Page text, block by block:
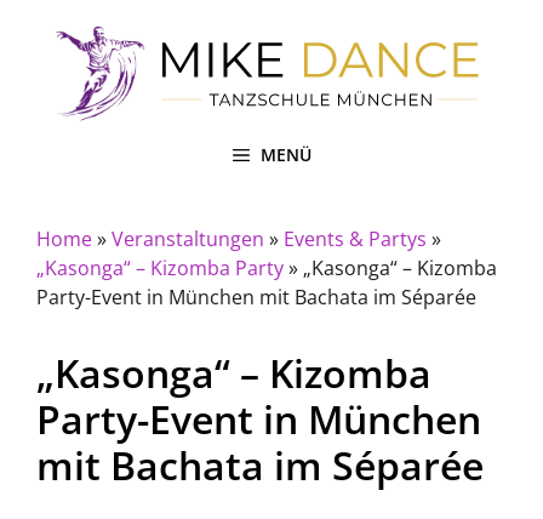
MENÜ
Home»Veranstaltungen » Events & Partys »
„Kasonga“ – Kizomba Party» „Kasonga“ – Kizomba
Party-Event in München mit Bachata im Séparée
„Kasonga“ – Kizomba
Party-Event in München
mit Bachata im Séparée